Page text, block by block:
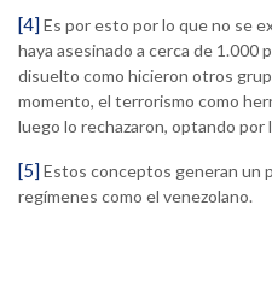
[4] Es por esto por lo que no se
haya asesinado a cerca de 1.000
disuelto como hicieron otros
momento, el terrorismo como
luego lo rechazaron, optando por
[5] Estos conceptos generan un
regímenes como el venezolano.